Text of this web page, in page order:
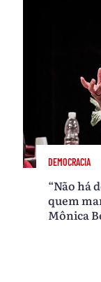
DEMOCRACIA
“Não há
quem
Mônica